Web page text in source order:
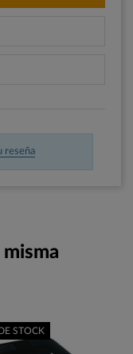
reseña
STOCK